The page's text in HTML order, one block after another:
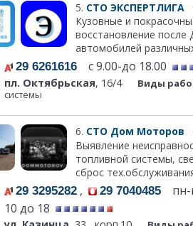
5. СТО ЭКСПЕРТЛИГА
Кузовные и
восстановление
автомобилей
29 6261616 с 9.00-до 18.00
пл. Октябрьская, 16/4 Виды
системы
6. СТО Дом Моторов
Выявление
топливной системы,
сброс
29 3295282 , 29 7040485 пн-
10 до 18